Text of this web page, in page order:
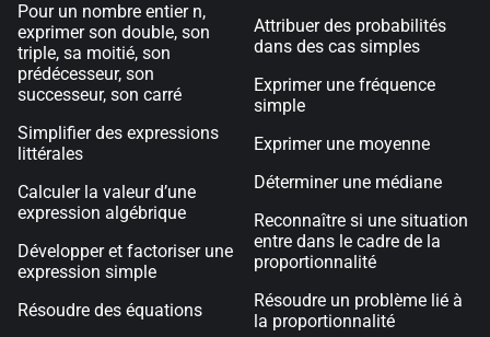
Pour un nombre entier n,
exprimer son double, son
triple, sa moitié, son
prédécesseur, son
successeur, son carré
Simplifier des expressions
littérales
Calculer la valeur d’une
expression algébrique
Développer et factoriser une
expression simple
Résoudre des équations
Attribuer des probabilités
dans des cas simples
Exprimer une fréquence
simple
Exprimer une moyenne
Déterminer une médiane
Reconnaître si une situation
entre dans le cadre de la
proportionnalité
Résoudre un problème lié à
la proportionnalité